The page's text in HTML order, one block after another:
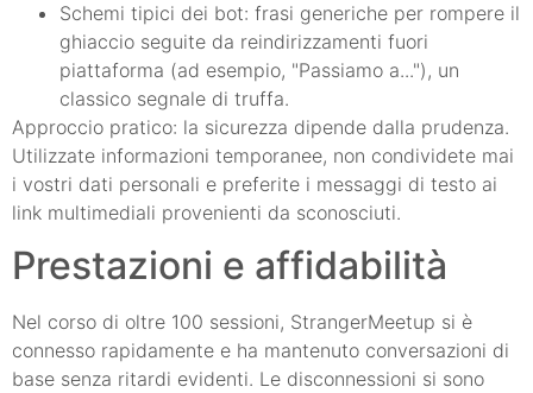
Schemi tipici dei bot: frasi generiche per rompere il
ghiaccio seguite da reindirizzamenti fuori
piattaforma (ad esempio, "Passiamo a..."), un
classico segnale di truffa.
Approccio pratico: la sicurezza dipende dalla prudenza.
Utilizzate informazioni temporanee, non condividete mai
i vostri dati personali e preferite i messaggi di testo ai
link multimediali provenienti da sconosciuti.
Prestazioni e affidabilità
Nel corso di oltre 100 sessioni, StrangerMeetup si è
connesso rapidamente e ha mantenuto conversazioni di
base senza ritardi evidenti. Le disconnessioni si sono